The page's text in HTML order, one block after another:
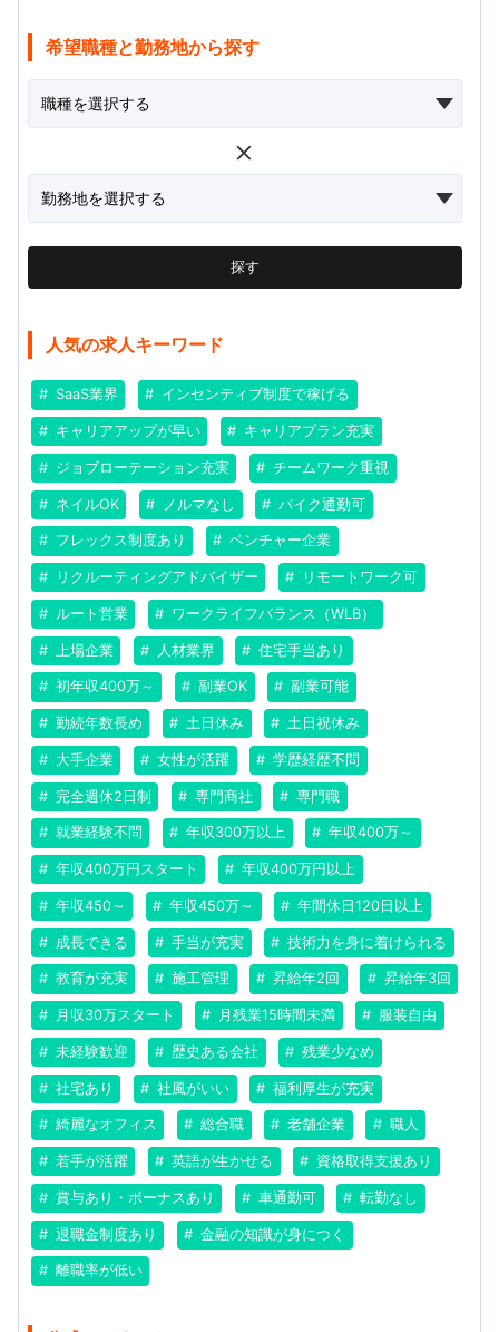
希望職種と勤務地から探す
探す
人気の求人キーワード
SaaS業界 インセンティブ制度で稼げる
キャリアアップが早い キャリアプラン充実
ジョブローテーション充実 チームワーク重視
ネイルOK ノルマなし バイク通勤可
フレックス制度あり ベンチャー企業
リクルーティングアドバイザー リモートワーク可
ルート営業 ワークライフバランス（WLB）
上場企業 人材業界 住宅手当あり
初年収400万～ 副業OK 副業可能
勤続年数長め 土日休み 土日祝休み
大手企業 女性が活躍 学歴経歴不問
完全週休2日制 専門商社 専門職
就業経験不問 年収300万以上 年収400万～
年収400万円スタート 年収400万円以上
年収450～ 年収450万～ 年間休日120日以上
成長できる 手当が充実 技術力を身に着けられる
教育が充実 施工管理 昇給年2回 昇給年3回
月収30万スタート 月残業15時間未満 服装自由
未経験歓迎 歴史ある会社 残業少なめ
社宅あり 社風がいい 福利厚生が充実
綺麗なオフィス 総合職 老舗企業 職人
若手が活躍 英語が生かせる 資格取得支援あり
賞与あり・ボーナスあり 車通勤可 転勤なし
退職金制度あり 金融の知識が身につく
離職率が低い